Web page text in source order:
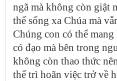
ngã mà không còn giật
thể sống xa Chúa mà
Chúng con có thể
có đạo mà bên trong
không còn thao thức
thể trì hoãn việc trở về